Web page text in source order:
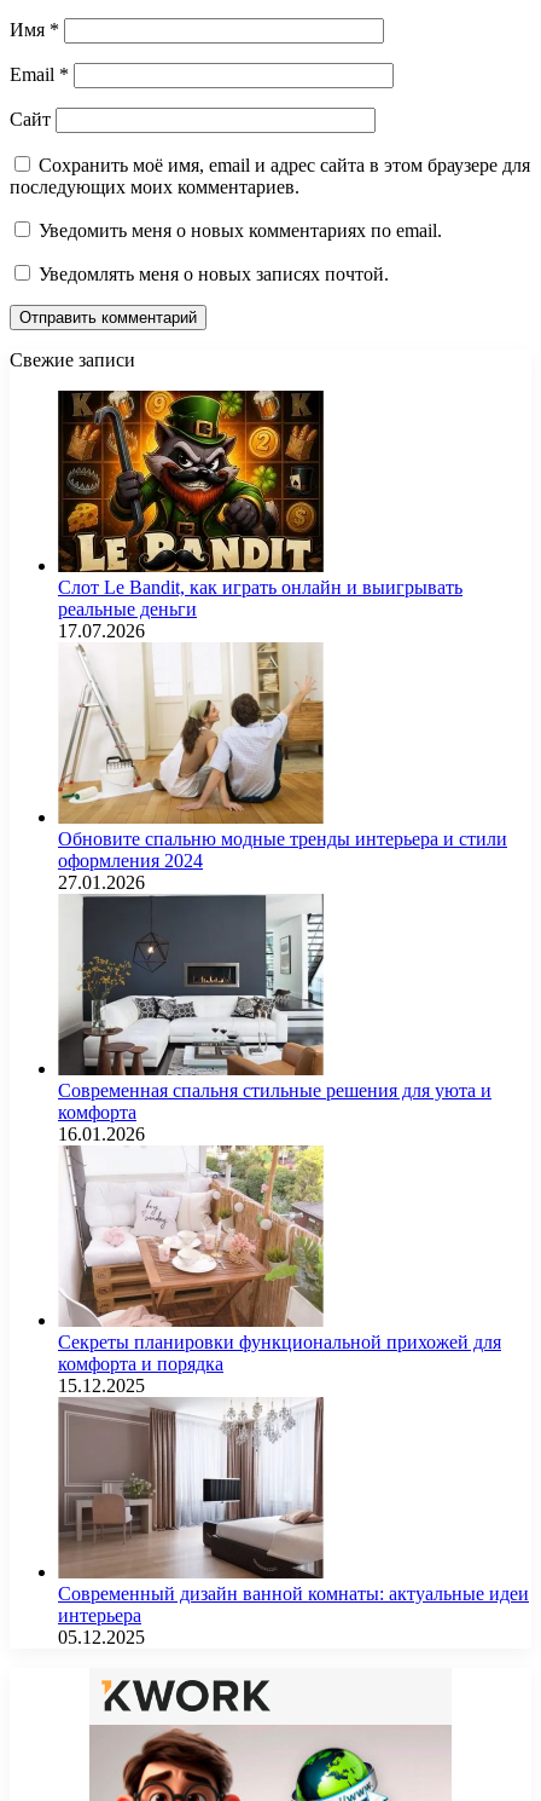
Имя *
Email *
Сайт
Сохранить моё имя, email и адрес сайта в этом браузере для
последующих моих комментариев.
Уведомить меня о новых комментариях по email.
Уведомлять меня о новых записях почтой.
Свежие записи
Слот Le Bandit, как играть онлайн и выигрывать
реальные деньги
17.07.2026
Обновите спальню модные тренды интерьера и стили
оформления 2024
27.01.2026
Современная спальня стильные решения для уюта и
комфорта
16.01.2026
Секреты планировки функциональной прихожей для
комфорта и порядка
15.12.2025
Современный дизайн ванной комнаты: актуальные идеи
интерьера
05.12.2025